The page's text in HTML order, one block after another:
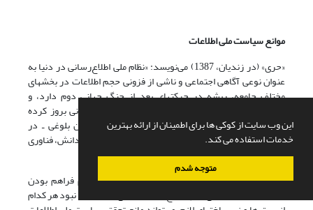
این وب سایت از کوکی ها برای اطمینان از ارائه بهترین
خدمات استفاده می کند.
متوجه شدم
موانع سیاست ملی اطلاعات
«حری» (در زندیان، 1387) می‌نویسد: «نظام ملی اطلاع‌رسانی در دنیا به
عنوان نوعی آگاهی اجتماعی و ناشی از فزونی حجم اطلاعات در بخشهای
مختلف جامعه، ریشه در حرکتهای بعد از جنگ جهانی دوم دارد، و
جلوه‌های آن به صورتهای مختلف در فعالیتهای اطلاع‌رسانی بروز کرده
است». می‌توان گفت سیاست ملی اطلاعات نیز به چنین بلوغی ـ در
زمینه‌های سیاسی، مدیریت اطلاعات، اجتماعی، اقتصادی، دانش، فناوری
و فرهنگی ـ نیاز دارد.
شکل‌گیری و اجرای مؤثر سیاست ملی اطلاعات، مستلزم فراهم بودن
بسترها و زیرساختهای لازم و بلوغ در زمینه‌های فوق است. نبود هر کدام